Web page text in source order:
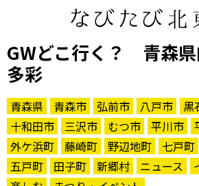
GWどこ行く？ 青森県
多彩
青森県 青森市 弘前市 八戸市 黒
十和田市
三沢市 むつ市 平川市
外ケ浜町
藤崎町 野辺地町 七戸町
五戸町
田子町 新郷村 ニュース